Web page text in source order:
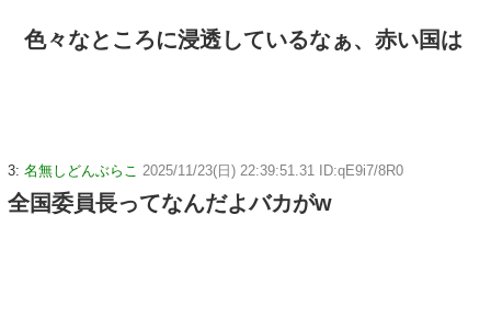
色々なところに浸透しているなぁ、赤い国は
3: 名無しどんぶらこ 2025/11/23(日) 22:39:51.31 ID:qE9i7/8R0
全国委員長ってなんだよバカがw